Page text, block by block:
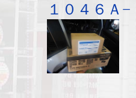
１０４６Ａ